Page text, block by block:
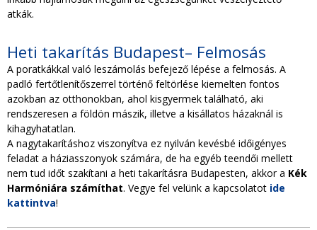
atkák.
Heti takarítás Budapest– Felmosás
A poratkákkal való leszámolás befejező lépése a felmosás. A
padló fertőtlenítőszerrel történő feltörlése kiemelten fontos
azokban az otthonokban, ahol kisgyermek található, aki
rendszeresen a földön mászik, illetve a kisállatos házaknál is
kihagyhatatlan.
A nagytakarításhoz viszonyítva ez nyilván kevésbé időigényes
feladat a háziasszonyok számára, de ha egyéb teendői mellett
nem tud időt szakítani a heti takarításra Budapesten, akkor a Kék
Harmóniára számíthat. Vegye fel velünk a kapcsolatot ide
kattintva!